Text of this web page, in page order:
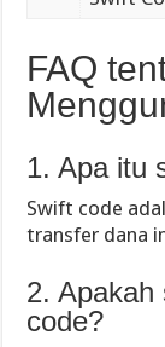
FAQ
1. Apa itu
Swift code
transfer dana
2. Apakah
code?